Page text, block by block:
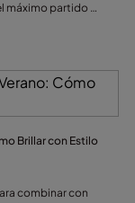
máximo partido a
Brillar con Estilo
combinar con